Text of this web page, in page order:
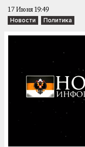
17 Июня 19:49
Новости Политика